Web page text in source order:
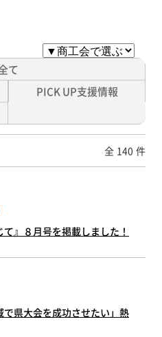
て
PICK UP支援情報
全 140 件
』８月号を掲載しました！
で県大会を成功させたい」熱